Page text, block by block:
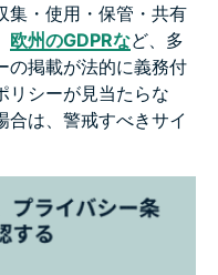
集・使用・保管・共有
欧州のGDPRなど、多
の掲載が法的に義務付
リシーが見当たらな
合は、警戒すべきサイ